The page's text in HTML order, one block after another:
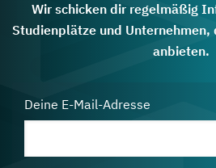
Wir schicken dir regelmäßig
Studienplätze und Unternehmen,
anbieten.
Deine E-Mail-Adresse